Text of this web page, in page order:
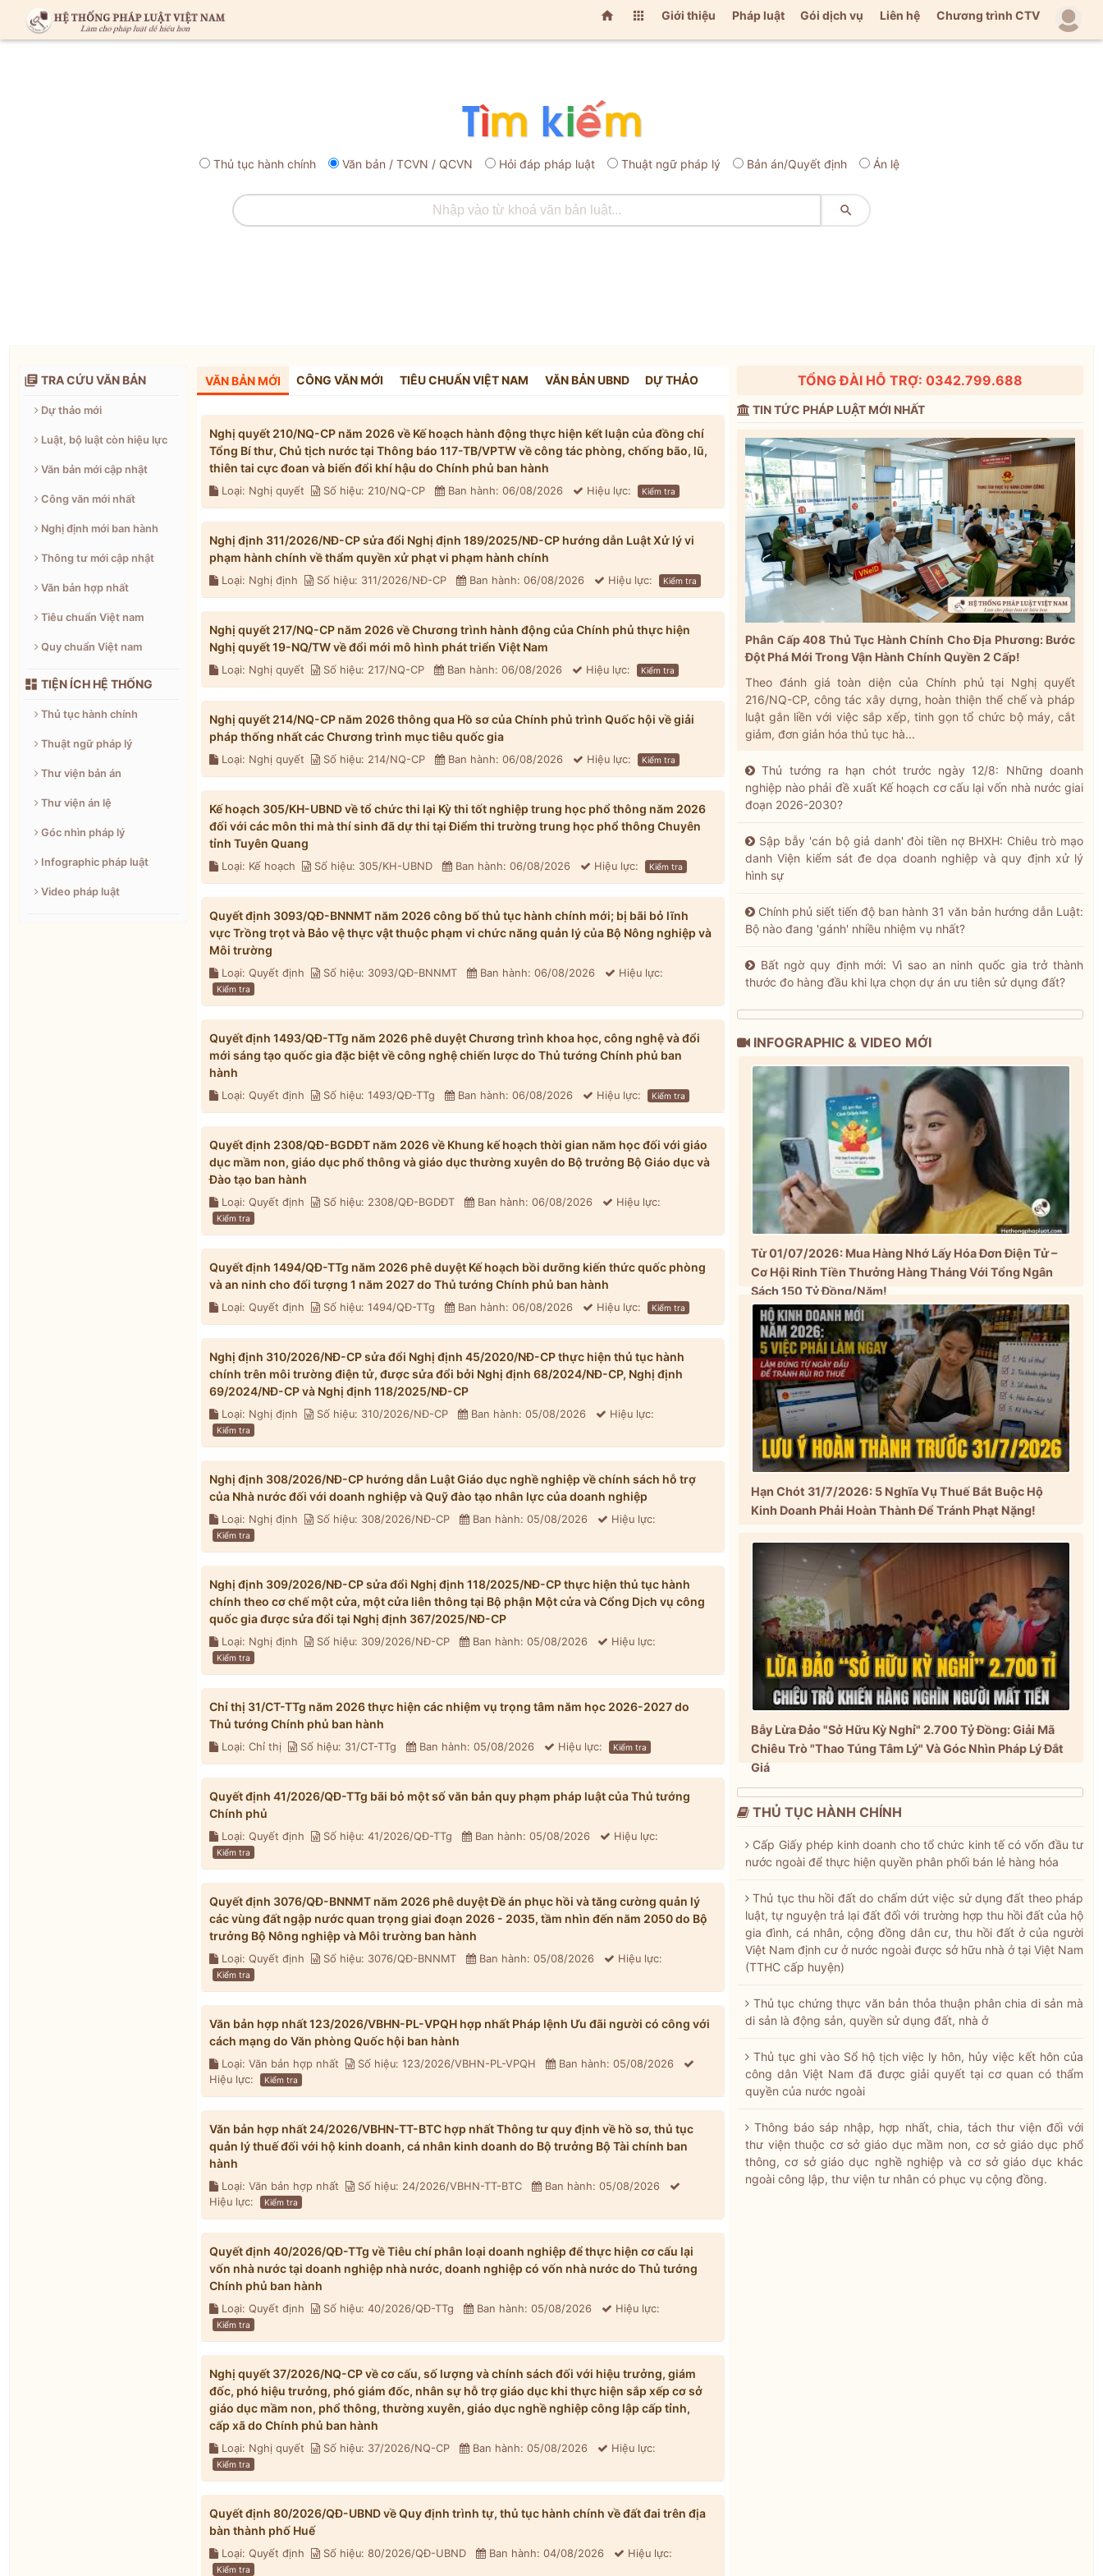
  Giới thiệu Pháp luật Gói dịch vụ Liên hệ Chương trình CTV
Thủ tục hành chính Văn bản / TCVN / QCVN Hỏi đáp pháp luật Thuật ngữ pháp lý Bản án/Quyết định Án lệ

 TRA CỨU VĂN BẢN
Dự thảo mới
Luật, bộ luật còn hiệu lực
Văn bản mới cập nhật
Công văn mới nhất
Nghị định mới ban hành
Thông tư mới cập nhật
Văn bản hợp nhất
Tiêu chuẩn Việt nam
Quy chuẩn Việt nam
 TIỆN ÍCH HỆ THỐNG
Thủ tục hành chính
Thuật ngữ pháp lý
Thư viện bản án
Thư viện án lệ
Góc nhìn pháp lý
Infographic pháp luật
Video pháp luật
VĂN BẢN MỚI CÔNG VĂN MỚI TIÊU CHUẨN VIỆT NAM VĂN BẢN UBND DỰ THẢO
Nghị quyết 210/NQ-CP năm 2026 về Kế hoạch hành động thực hiện kết luận của đồng chí
Tổng Bí thư, Chủ tịch nước tại Thông báo 117-TB/VPTW về công tác phòng, chống bão, lũ,
thiên tai cực đoan và biến đổi khí hậu do Chính phủ ban hành
Loại: Nghị quyết Số hiệu: 210/NQ-CP Ban hành: 06/08/2026 Hiệu lực: Kiểm tra
Nghị định 311/2026/NĐ-CP sửa đổi Nghị định 189/2025/NĐ-CP hướng dẫn Luật Xử lý vi
phạm hành chính về thẩm quyền xử phạt vi phạm hành chính
Loại: Nghị định Số hiệu: 311/2026/NĐ-CP Ban hành: 06/08/2026 Hiệu lực: Kiểm tra
Nghị quyết 217/NQ-CP năm 2026 về Chương trình hành động của Chính phủ thực hiện
Nghị quyết 19-NQ/TW về đổi mới mô hình phát triển Việt Nam
Loại: Nghị quyết Số hiệu: 217/NQ-CP Ban hành: 06/08/2026 Hiệu lực: Kiểm tra
Nghị quyết 214/NQ-CP năm 2026 thông qua Hồ sơ của Chính phủ trình Quốc hội về giải
pháp thống nhất các Chương trình mục tiêu quốc gia
Loại: Nghị quyết Số hiệu: 214/NQ-CP Ban hành: 06/08/2026 Hiệu lực: Kiểm tra
Kế hoạch 305/KH-UBND về tổ chức thi lại Kỳ thi tốt nghiệp trung học phổ thông năm 2026
đối với các môn thi mà thí sinh đã dự thi tại Điểm thi trường trung học phổ thông Chuyên
tỉnh Tuyên Quang
Loại: Kế hoạch Số hiệu: 305/KH-UBND Ban hành: 06/08/2026 Hiệu lực: Kiểm tra
Quyết định 3093/QĐ-BNNMT năm 2026 công bố thủ tục hành chính mới; bị bãi bỏ lĩnh
vực Trồng trọt và Bảo vệ thực vật thuộc phạm vi chức năng quản lý của Bộ Nông nghiệp và
Môi trường
Loại: Quyết định Số hiệu: 3093/QĐ-BNNMT Ban hành: 06/08/2026 Hiệu lực:
Kiểm tra
Quyết định 1493/QĐ-TTg năm 2026 phê duyệt Chương trình khoa học, công nghệ và đổi
mới sáng tạo quốc gia đặc biệt về công nghệ chiến lược do Thủ tướng Chính phủ ban
hành
Loại: Quyết định Số hiệu: 1493/QĐ-TTg Ban hành: 06/08/2026 Hiệu lực: Kiểm tra
Quyết định 2308/QĐ-BGDĐT năm 2026 về Khung kế hoạch thời gian năm học đối với giáo
dục mầm non, giáo dục phổ thông và giáo dục thường xuyên do Bộ trưởng Bộ Giáo dục và
Đào tạo ban hành
Loại: Quyết định Số hiệu: 2308/QĐ-BGDĐT Ban hành: 06/08/2026 Hiệu lực:
Kiểm tra
Quyết định 1494/QĐ-TTg năm 2026 phê duyệt Kế hoạch bồi dưỡng kiến thức quốc phòng
và an ninh cho đối tượng 1 năm 2027 do Thủ tướng Chính phủ ban hành
Loại: Quyết định Số hiệu: 1494/QĐ-TTg Ban hành: 06/08/2026 Hiệu lực: Kiểm tra
Nghị định 310/2026/NĐ-CP sửa đổi Nghị định 45/2020/NĐ-CP thực hiện thủ tục hành
chính trên môi trường điện tử, được sửa đổi bởi Nghị định 68/2024/NĐ-CP, Nghị định
69/2024/NĐ-CP và Nghị định 118/2025/NĐ-CP
Loại: Nghị định Số hiệu: 310/2026/NĐ-CP Ban hành: 05/08/2026 Hiệu lực:
Kiểm tra
Nghị định 308/2026/NĐ-CP hướng dẫn Luật Giáo dục nghề nghiệp về chính sách hỗ trợ
của Nhà nước đối với doanh nghiệp và Quỹ đào tạo nhân lực của doanh nghiệp
Loại: Nghị định Số hiệu: 308/2026/NĐ-CP Ban hành: 05/08/2026 Hiệu lực:
Kiểm tra
Nghị định 309/2026/NĐ-CP sửa đổi Nghị định 118/2025/NĐ-CP thực hiện thủ tục hành
chính theo cơ chế một cửa, một cửa liên thông tại Bộ phận Một cửa và Cổng Dịch vụ công
quốc gia được sửa đổi tại Nghị định 367/2025/NĐ-CP
Loại: Nghị định Số hiệu: 309/2026/NĐ-CP Ban hành: 05/08/2026 Hiệu lực:
Kiểm tra
Chỉ thị 31/CT-TTg năm 2026 thực hiện các nhiệm vụ trọng tâm năm học 2026-2027 do
Thủ tướng Chính phủ ban hành
Loại: Chỉ thị Số hiệu: 31/CT-TTg Ban hành: 05/08/2026 Hiệu lực: Kiểm tra
Quyết định 41/2026/QĐ-TTg bãi bỏ một số văn bản quy phạm pháp luật của Thủ tướng
Chính phủ
Loại: Quyết định Số hiệu: 41/2026/QĐ-TTg Ban hành: 05/08/2026 Hiệu lực:
Kiểm tra
Quyết định 3076/QĐ-BNNMT năm 2026 phê duyệt Đề án phục hồi và tăng cường quản lý
các vùng đất ngập nước quan trọng giai đoạn 2026 - 2035, tầm nhìn đến năm 2050 do Bộ
trưởng Bộ Nông nghiệp và Môi trường ban hành
Loại: Quyết định Số hiệu: 3076/QĐ-BNNMT Ban hành: 05/08/2026 Hiệu lực:
Kiểm tra
Văn bản hợp nhất 123/2026/VBHN-PL-VPQH hợp nhất Pháp lệnh Ưu đãi người có công với
cách mạng do Văn phòng Quốc hội ban hành
Loại: Văn bản hợp nhất Số hiệu: 123/2026/VBHN-PL-VPQH
Ban hành: 05/08/2026
Hiệu lực:
Kiểm tra
Văn bản hợp nhất 24/2026/VBHN-TT-BTC hợp nhất Thông tư quy định về hồ sơ, thủ tục
quản lý thuế đối với hộ kinh doanh, cá nhân kinh doanh do Bộ trưởng Bộ Tài chính ban
hành
Loại: Văn bản hợp nhất Số hiệu: 24/2026/VBHN-TT-BTC
Ban hành: 05/08/2026
Hiệu lực:
Kiểm tra
Quyết định 40/2026/QĐ-TTg về Tiêu chí phân loại doanh nghiệp để thực hiện cơ cấu lại
vốn nhà nước tại doanh nghiệp nhà nước, doanh nghiệp có vốn nhà nước do Thủ tướng
Chính phủ ban hành
Loại: Quyết định Số hiệu: 40/2026/QĐ-TTg Ban hành: 05/08/2026 Hiệu lực:
Kiểm tra
Nghị quyết 37/2026/NQ-CP về cơ cấu, số lượng và chính sách đối với hiệu trưởng, giám
đốc, phó hiệu trưởng, phó giám đốc, nhân sự hỗ trợ giáo dục khi thực hiện sắp xếp cơ sở
giáo dục mầm non, phổ thông, thường xuyên, giáo dục nghề nghiệp công lập cấp tỉnh,
cấp xã do Chính phủ ban hành
Loại: Nghị quyết Số hiệu: 37/2026/NQ-CP Ban hành: 05/08/2026 Hiệu lực:
Kiểm tra
Quyết định 80/2026/QĐ-UBND về Quy định trình tự, thủ tục hành chính về đất đai trên địa
bàn thành phố Huế
Loại: Quyết định Số hiệu: 80/2026/QĐ-UBND Ban hành: 04/08/2026 Hiệu lực:
Kiểm tra
TỔNG ĐÀI HỖ TRỢ: 0342.799.688
TIN TỨC PHÁP LUẬT MỚI NHẤT
Phân Cấp 408 Thủ Tục Hành Chính Cho Địa Phương: Bước
Đột Phá Mới Trong Vận Hành Chính Quyền 2 Cấp!
Theo đánh giá toàn diện của Chính phủ tại Nghị quyết
216/NQ-CP, công tác xây dựng, hoàn thiện thể chế và pháp
luật gắn liền với việc sắp xếp, tinh gọn tổ chức bộ máy, cắt
giảm, đơn giản hóa thủ tục hà...
Thủ tướng ra hạn chót trước ngày 12/8: Những doanh
nghiệp nào phải đề xuất Kế hoạch cơ cấu lại vốn nhà nước giai
đoạn 2026-2030?
Sập bẫy 'cán bộ giả danh' đòi tiền nợ BHXH: Chiêu trò mạo
danh Viện kiểm sát đe dọa doanh nghiệp và quy định xử lý
hình sự
Chính phủ siết tiến độ ban hành 31 văn bản hướng dẫn Luật:
Bộ nào đang 'gánh' nhiều nhiệm vụ nhất?
Bất ngờ quy định mới: Vì sao an ninh quốc gia trở thành
thước đo hàng đầu khi lựa chọn dự án ưu tiên sử dụng đất?
INFOGRAPHIC & VIDEO MỚI
Từ 01/07/2026: Mua Hàng Nhớ Lấy Hóa Đơn Điện Tử –
Cơ Hội Rinh Tiền Thưởng Hàng Tháng Với Tổng Ngân
Sách 150 Tỷ Đồng/Năm!
Hạn Chót 31/7/2026: 5 Nghĩa Vụ Thuế Bắt Buộc Hộ
Kinh Doanh Phải Hoàn Thành Để Tránh Phạt Nặng!
Bẫy Lừa Đảo "Sở Hữu Kỳ Nghỉ" 2.700 Tỷ Đồng: Giải Mã
Chiêu Trò "Thao Túng Tâm Lý" Và Góc Nhìn Pháp Lý Đắt
Giá
THỦ TỤC HÀNH CHÍNH
Cấp Giấy phép kinh doanh cho tổ chức kinh tế có vốn đầu tư
nước ngoài để thực hiện quyền phân phối bán lẻ hàng hóa
Thủ tục thu hồi đất do chấm dứt việc sử dụng đất theo pháp
luật, tự nguyện trả lại đất đối với trường hợp thu hồi đất của hộ
gia đình, cá nhân, cộng đồng dân cư, thu hồi đất ở của người
Việt Nam định cư ở nước ngoài được sở hữu nhà ở tại Việt Nam
(TTHC cấp huyện)
Thủ tục chứng thực văn bản thỏa thuận phân chia di sản mà
di sản là động sản, quyền sử dụng đất, nhà ở
Thủ tục ghi vào Sổ hộ tịch việc ly hôn, hủy việc kết hôn của
công dân Việt Nam đã được giải quyết tại cơ quan có thẩm
quyền của nước ngoài
Thông báo sáp nhập, hợp nhất, chia, tách thư viện đối với
thư viện thuộc cơ sở giáo dục mầm non, cơ sở giáo dục phổ
thông, cơ sở giáo dục nghề nghiệp và cơ sở giáo dục khác
ngoài công lập, thư viện tư nhân có phục vụ cộng đồng.